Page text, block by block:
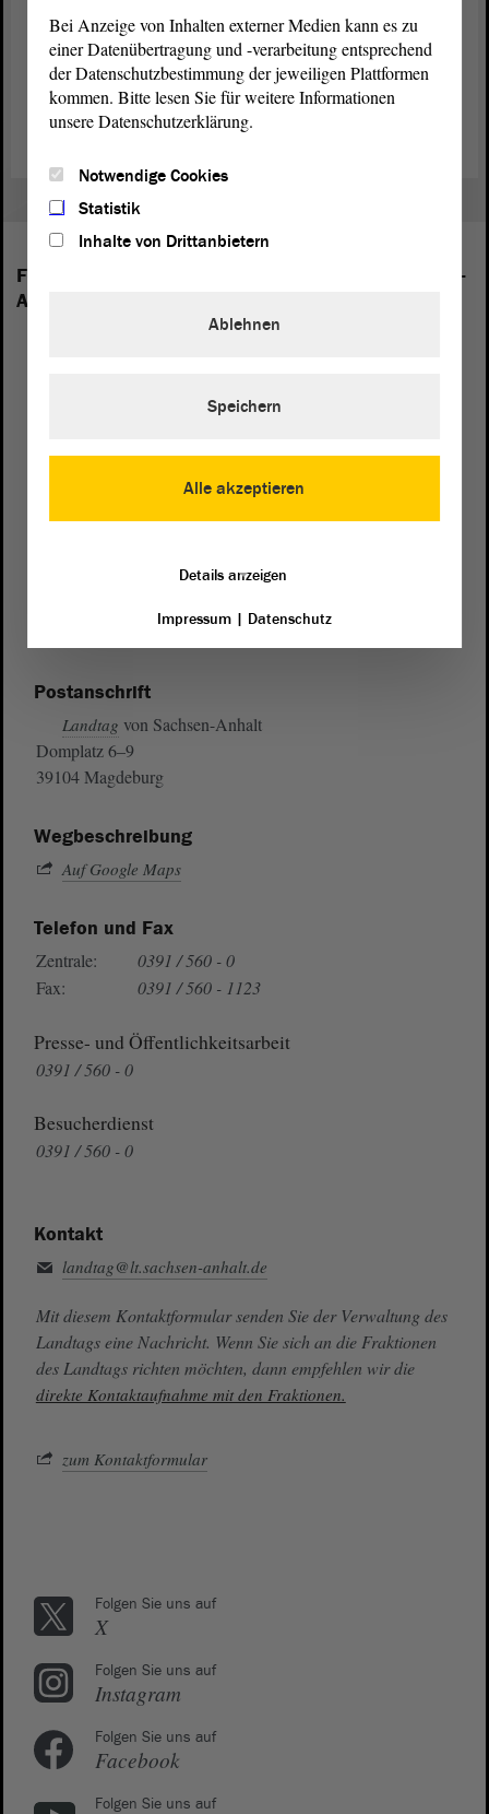
Zurück zur Landtagssitzung
Folgende Fraktionen sind im Landtag von Sachsen-
Anhalt vertreten:
Postanschrift
Landtag von Sachsen-Anhalt
Domplatz 6–9
39104 Magdeburg
Wegbeschreibung
Auf Google Maps
Telefon und Fax
Zentrale:
0391 / 560 - 0
Fax:
0391 / 560 - 1123
Presse- und Öffentlichkeitsarbeit
0391 / 560 - 0
Besucherdienst
0391 / 560 - 0
Kontakt
landtag@lt.sachsen-anhalt.de
Mit diesem Kontaktformular senden Sie der Verwaltung des
Landtags eine Nachricht. Wenn Sie sich an die Fraktionen
des Landtags richten möchten, dann empfehlen wir die
direkte Kontaktaufnahme mit den Fraktionen.
zum Kontaktformular
Folgen Sie uns auf
X
Folgen Sie uns auf
Instagram
Folgen Sie uns auf
Facebook
Folgen Sie uns auf
Bei Anzeige von Inhalten externer Medien kann es zu
einer Datenübertragung und -verarbeitung entsprechend
der Datenschutzbestimmung der jeweiligen Plattformen
kommen. Bitte lesen Sie für weitere Informationen
unsere Datenschutzerklärung.
Notwendige Cookies
Statistik
Inhalte von Drittanbietern
Alle akzeptieren
Ablehnen
Speichern
Details anzeigen
Impressum| Datenschutz